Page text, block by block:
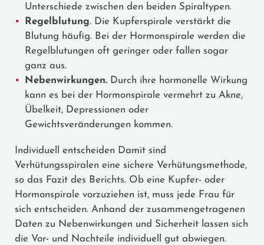
Unterschiede zwischen den beiden Spiraltypen.
Regelblutung. Die Kupferspirale verstärkt die
Blutung häufig. Bei der Hormonspirale werden die
Regelblutungen oft geringer oder fallen sogar
ganz aus.
Nebenwirkungen. Durch ihre hormonelle Wirkung
kann es bei der Hormonspirale vermehrt zu Akne,
Übelkeit, Depressionen oder
Gewichtsveränderungen kommen.
Individuell entscheiden Damit sind
Verhütungsspiralen eine sichere Verhütungsmethode,
so das Fazit des Berichts. Ob eine Kupfer- oder
Hormonspirale vorzuziehen ist, muss jede Frau für
sich entscheiden. Anhand der zusammengetragenen
Daten zu Nebenwirkungen und Sicherheit lassen sich
die Vor- und Nachteile individuell gut abwiegen.